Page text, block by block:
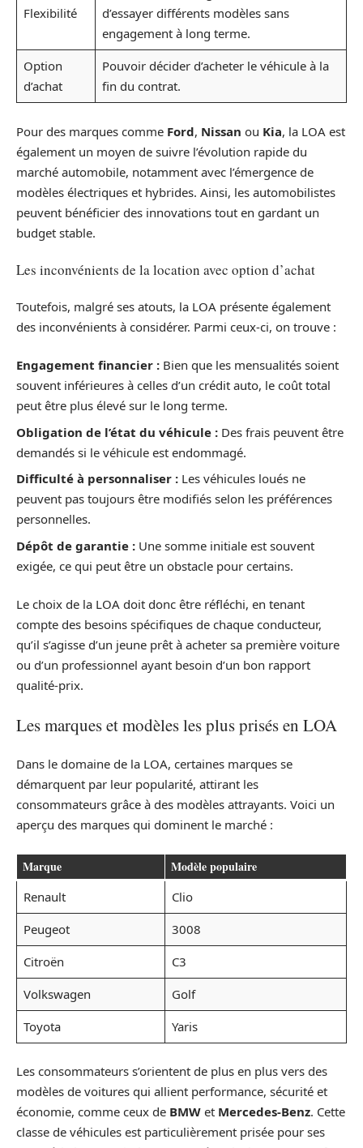
Flexibilité
d’essayer différents modèles sans
engagement à long terme.
Option
d’achat
Pouvoir décider d’acheter le véhicule à la
fin du contrat.
Pour des marques comme Ford, Nissan ou Kia, la LOA est
également un moyen de suivre l’évolution rapide du
marché automobile, notamment avec l’émergence de
modèles électriques et hybrides. Ainsi, les automobilistes
peuvent bénéficier des innovations tout en gardant un
budget stable.
Les inconvénients de la location avec option d’achat
Toutefois, malgré ses atouts, la LOA présente également
des inconvénients à considérer. Parmi ceux-ci, on trouve :
Engagement financier : Bien que les mensualités soient
souvent inférieures à celles d’un crédit auto, le coût total
peut être plus élevé sur le long terme.
Obligation de l’état du véhicule : Des frais peuvent être
demandés si le véhicule est endommagé.
Difficulté à personnaliser : Les véhicules loués ne
peuvent pas toujours être modifiés selon les préférences
personnelles.
Dépôt de garantie : Une somme initiale est souvent
exigée, ce qui peut être un obstacle pour certains.
Le choix de la LOA doit donc être réfléchi, en tenant
compte des besoins spécifiques de chaque conducteur,
qu’il s’agisse d’un jeune prêt à acheter sa première voiture
ou d’un professionnel ayant besoin d’un bon rapport
qualité-prix.
Les marques et modèles les plus prisés en LOA
Dans le domaine de la LOA, certaines marques se
démarquent par leur popularité, attirant les
consommateurs grâce à des modèles attrayants. Voici un
aperçu des marques qui dominent le marché :
Marque Modèle populaire
Renault
Clio
Peugeot
3008
Citroën
C3
Volkswagen
Golf
Toyota
Yaris
Les consommateurs s’orientent de plus en plus vers des
modèles de voitures qui allient performance, sécurité et
économie, comme ceux de BMW et Mercedes-Benz. Cette
classe de véhicules est particulièrement prisée pour ses